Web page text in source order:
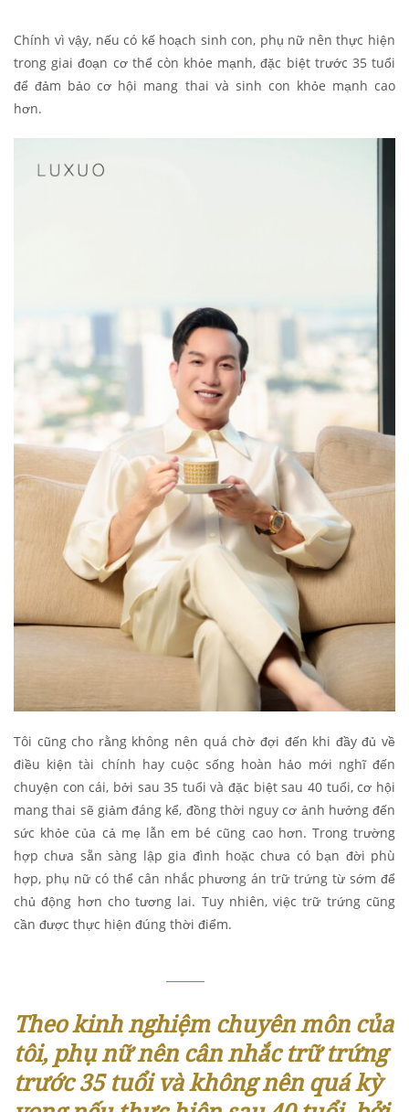
Chính vì vậy, nếu có kế hoạch sinh con, phụ nữ nên thực hiện
trong giai đoạn cơ thể còn khỏe mạnh, đặc biệt trước 35 tuổi
để đảm bảo cơ hội mang thai và sinh con khỏe mạnh cao
hơn.
Tôi cũng cho rằng không nên quá chờ đợi đến khi đầy đủ về
điều kiện tài chính hay cuộc sống hoàn hảo mới nghĩ đến
chuyện con cái, bởi sau 35 tuổi và đặc biệt sau 40 tuổi, cơ hội
mang thai sẽ giảm đáng kể, đồng thời nguy cơ ảnh hưởng đến
sức khỏe của cả mẹ lẫn em bé cũng cao hơn. Trong trường
hợp chưa sẵn sàng lập gia đình hoặc chưa có bạn đời phù
hợp, phụ nữ có thể cân nhắc phương án trữ trứng từ sớm để
chủ động hơn cho tương lai. Tuy nhiên, việc trữ trứng cũng
cần được thực hiện đúng thời điểm.
Theo kinh nghiệm chuyên môn của
tôi, phụ nữ nên cân nhắc trữ trứng
trước 35 tuổi và không nên quá kỳ